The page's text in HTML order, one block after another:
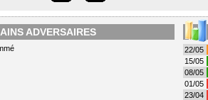
ADVERSAIRES
22/05
15/05
08/05
01/05
23/04